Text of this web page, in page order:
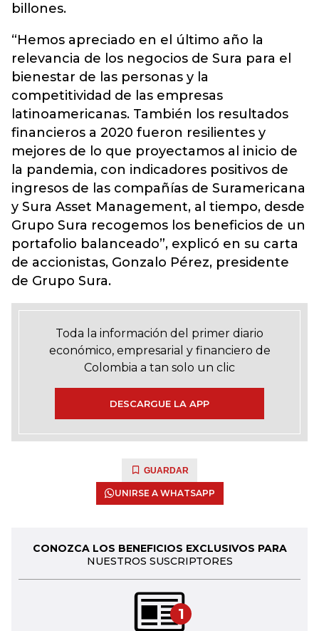
billones.
“Hemos apreciado en el último año la
relevancia de los negocios de Sura para el
bienestar de las personas y la
competitividad de las empresas
latinoamericanas. También los resultados
financieros a 2020 fueron resilientes y
mejores de lo que proyectamos al inicio de
la pandemia, con indicadores positivos de
ingresos de las compañías de Suramericana
y Sura Asset Management, al tiempo, desde
Grupo Sura recogemos los beneficios de un
portafolio balanceado”, explicó en su carta
de accionistas, Gonzalo Pérez, presidente
de Grupo Sura.
Toda la información del primer diario
económico, empresarial y financiero de
Colombia a tan solo un clic
DESCARGUE LA APP
GUARDAR
UNIRSE A WHATSAPP
CONOZCA LOS BENEFICIOS EXCLUSIVOS PARA
NUESTROS SUSCRIPTORES
1